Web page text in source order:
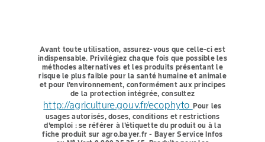
Avant toute utilisation, assurez-vous que celle-ci est
indispensable. Privilégiez chaque fois que possible les
méthodes alternatives et les produits présentant le
risque le plus faible pour la santé humaine et animale
et pour l'environnement, conformément aux principes
de la protection intégrée, consultez
http://agriculture.gouv.fr/ecophyto Pour les
usages autorisés, doses, conditions et restrictions
d'emploi : se référer à l'étiquette du produit ou à la
fiche produit sur agro.bayer.fr - Bayer Service Infos